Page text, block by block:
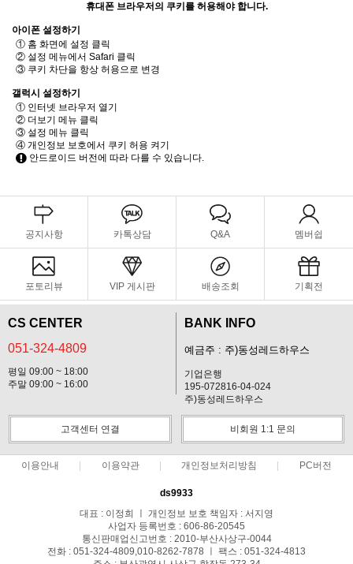
휴대폰 브라우저의 쿠키를 허용해야 합니다.
아이폰 설정하기
① 홈 화면에 설정 클릭
② 설정 메뉴에서 Safari 클릭
③ 쿠키 차단을 항상 허용으로 변경
갤럭시 설정하기
① 인터넷 브라우저 열기
② 더보기 메뉴 클릭
③ 설정 메뉴 클릭
④ 개인정보 보호에서 쿠키 허용 켜기
안드로이드 버전에 따라 다를 수 있습니다.
공지사항 카톡상담 Q&A 멤버쉽
포토리뷰 VIP 게시판 배송조회 기획전
CS CENTER
051-324-4809
평일 09:00 ~ 18:00
주말 09:00 ~ 16:00
BANK INFO
예금주 : 주)동성레드하우스
기업은행
195-072816-04-024
주)동성레드하우스
고객센터 연결 비회원 1:1 문의
이용안내 이용약관 개인정보처리방침 PC버전
ds9933
대표 : 이정희 ㅣ 개인정보 보호 책임자 : 서지영
사업자 등록번호 : 606-86-20545
통신판매업신고번호 : 2010-부산사상구-0044
전화 : 051-324-4809,010-8262-7878 ㅣ 팩스 : 051-324-4813